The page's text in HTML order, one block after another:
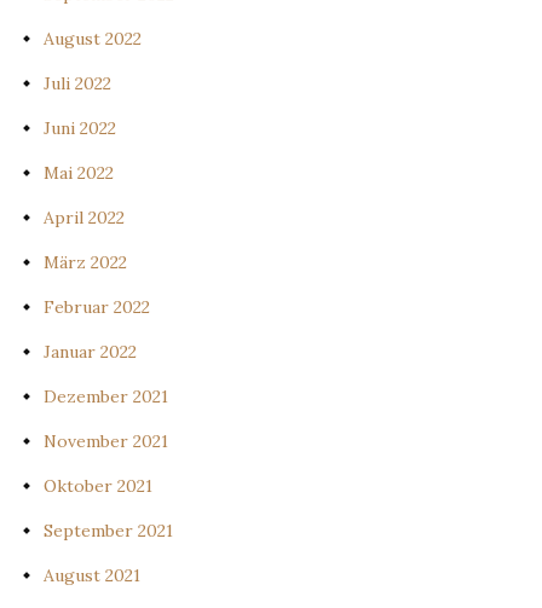
August 2022
Juli 2022
Juni 2022
Mai 2022
April 2022
März 2022
Februar 2022
Januar 2022
Dezember 2021
November 2021
Oktober 2021
September 2021
August 2021